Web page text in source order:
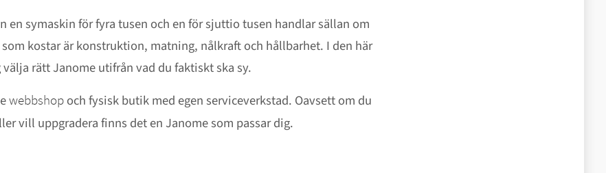
en symaskin för fyra tusen och en för sjuttio tusen handlar sällan om
kostar är konstruktion, matning, nålkraft och hållbarhet. I den här
rätt Janome utifrån vad du faktiskt ska sy.
webbshop och fysisk butik med egen serviceverkstad. Oavsett om du
vill uppgradera finns det en Janome som passar dig.